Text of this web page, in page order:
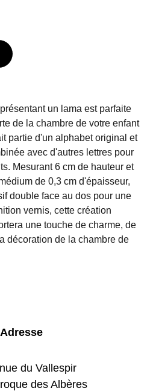
un lama est parfaite
de la chambre de votre enfant
partie d'un alphabet original et
avec d'autres lettres pour
Mesurant 6 cm de hauteur et
de 0,3 cm d'épaisseur,
double face au dos pour une
vernis, cette création
une touche de charme, de
décoration de la chambre de
Adresse
du Vallespir
des Albères